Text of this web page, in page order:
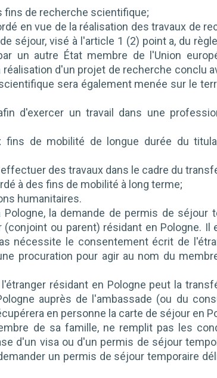
fins de recherche scientifique;
en vue de la réalisation des travaux de
séjour, visé à l'article 1 (2) point a, du
un autre État membre de l'Union
d'un projet de recherche conclu
sera également menée sur le
d'exercer un travail dans une
de mobilité de longue durée du
des travaux dans le cadre du
à des fins de mobilité à long terme;
humanitaires.
la demande de permis de séjour
ou parent) résidant en Pologne. Il
nécessite le consentement écrit de
procuration pour agir au nom du
résidant en Pologne peut la
auprès de l'ambassade (ou du
en personne la carte de séjour en
de sa famille, ne remplit pas les
d'un visa ou d'un permis de séjour
un permis de séjour temporaire